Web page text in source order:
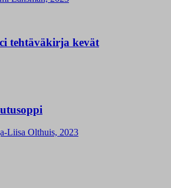
tehtäväkirja kevät
Liisa Olthuis, 2023